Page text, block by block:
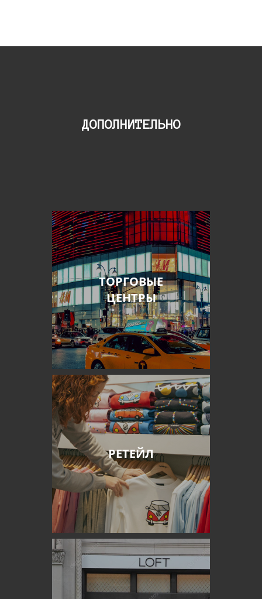
ДОПОЛНИТЕЛЬНО
ТОРГОВЫЕ
ЦЕНТРЫ
РЕТЕЙЛ